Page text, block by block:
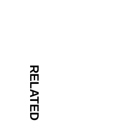
RELATED